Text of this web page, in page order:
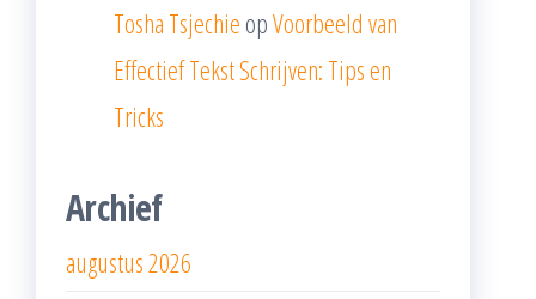
Tosha Tsjechie opVoorbeeld van
Effectief Tekst Schrijven: Tips en
Tricks
Archief
augustus 2026